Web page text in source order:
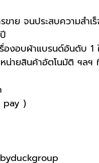
าย จนประสบความสำเ
องอบผ้าแบรนด์อันดับ 1
ายสินค้าอัตโนมัติ ฯลฯ
pay )